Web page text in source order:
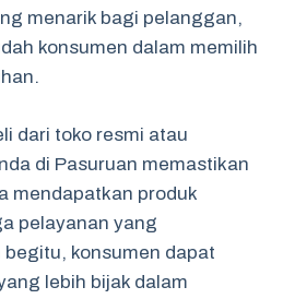
menarik bagi pelanggan,
konsumen dalam memilih
dari toko resmi atau
di Pasuruan memastikan
mendapatkan produk
pelayanan yang
konsumen dapat
lebih bijak dalam